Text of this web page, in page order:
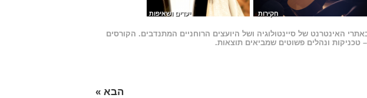
יעדים ושאיפות חקירות
האינטרנט של סיינטולוגיה ושל היועצים הרוחניים המתנדבים. הקורסים
טכניקות ונהלים פשוטים שמביאים תוצאות.
הבא »